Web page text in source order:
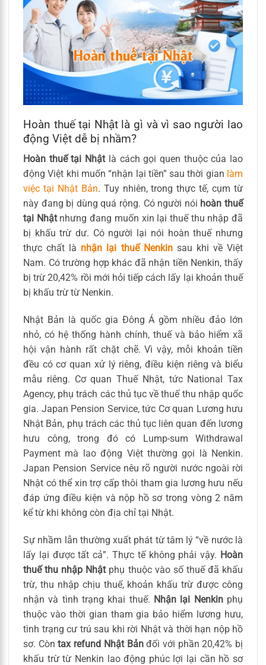
Hoàn thuế tại Nhật là gì và vì sao người lao
động Việt dễ bị nhầm?
Hoàn thuế tại Nhậtlà cách gọi quen thuộc của lao
động Việt khi muốn “nhận lại tiền” sau thời gian làm
việc tại Nhật Bản. Tuy nhiên, trong thực tế, cụm từ
này đang bị dùng quá rộng. Có người nói hoàn thuế
tại Nhậtnhưng đang muốn xin lại thuế thu nhập đã
bị khấu trừ dư. Có người lại nói hoàn thuế nhưng
thực chất là nhận lại thuế Nenkinsau khi về Việt
Nam. Có trường hợp khác đã nhận tiền Nenkin, thấy
bị trừ 20,42% rồi mới hỏi tiếp cách lấy lại khoản thuế
bị khấu trừ từ Nenkin.
Nhật Bản là quốc gia Đông Á gồm nhiều đảo lớn
nhỏ, có hệ thống hành chính, thuế và bảo hiểm xã
hội vận hành rất chặt chẽ. Vì vậy, mỗi khoản tiền
đều có cơ quan xử lý riêng, điều kiện riêng và biểu
mẫu riêng. Cơ quan Thuế Nhật, tức National Tax
Agency, phụ trách các thủ tục về thuế thu nhập quốc
gia. Japan Pension Service, tức Cơ quan Lương hưu
Nhật Bản, phụ trách các thủ tục liên quan đến lương
hưu công, trong đó có Lump-sum Withdrawal
Payment mà lao động Việt thường gọi là Nenkin.
Japan Pension Service nêu rõ người nước ngoài rời
Nhật có thể xin trợ cấp thôi tham gia lương hưu nếu
đáp ứng điều kiện và nộp hồ sơ trong vòng 2 năm
kể từ khi không còn địa chỉ tại Nhật.
Sự nhầm lẫn thường xuất phát từ tâm lý “về nước là
lấy lại được tất cả”. Thực tế không phải vậy. Hoàn
thuế thu nhập Nhậtphụ thuộc vào số thuế đã khấu
trừ, thu nhập chịu thuế, khoản khấu trừ được công
nhận và tình trạng khai thuế. Nhận lại Nenkinphụ
thuộc vào thời gian tham gia bảo hiểm lương hưu,
tình trạng cư trú sau khi rời Nhật và thời hạn nộp hồ
sơ. Còntax refund Nhật Bảnđối với phần 20,42% bị
khấu trừ từ Nenkin lao động phúc lợi lại cần hồ sơ